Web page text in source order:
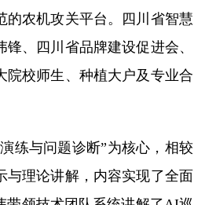
的农机攻关平台。四川省智慧
、四川省品牌建设促进会、
院校师生、种植大户及专业合
练与问题诊断”为核心，相较
与理论讲解，内容实现了全面